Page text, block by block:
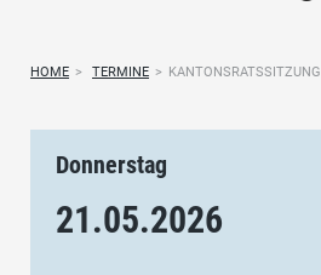
HOME > TERMINE > KANTONSRATSSITZUNG
Donnerstag
21.05.2026